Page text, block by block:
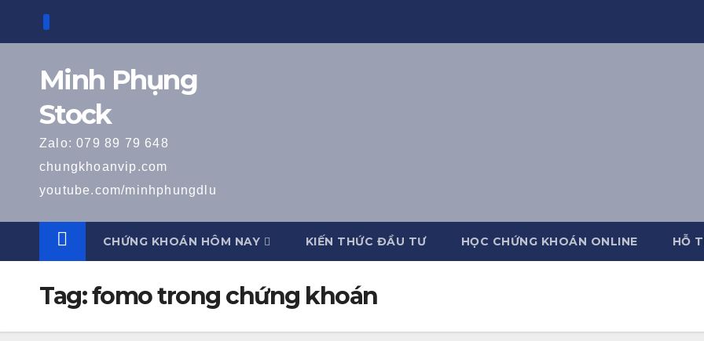
Minh Phụng
Stock
Zalo: 079 89 79 648
chungkhoanvip.com
youtube.com/minhphungdlu
CHỨNG KHOÁN HÔM NAY KIẾN THỨC ĐẦU TƯ HỌC CHỨNG KHOÁN ONLINE HỖ
Tag:fomo trong chứng khoán